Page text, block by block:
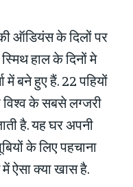
ऑडियंस के दिलों पर
हाल के दिनों मे
बने हुए हैं. 22 पहियों
के सबसे लग्‍जरी
है. यह घर अपनी
के लिए पहचाना
ऐसा क्‍या खास है.